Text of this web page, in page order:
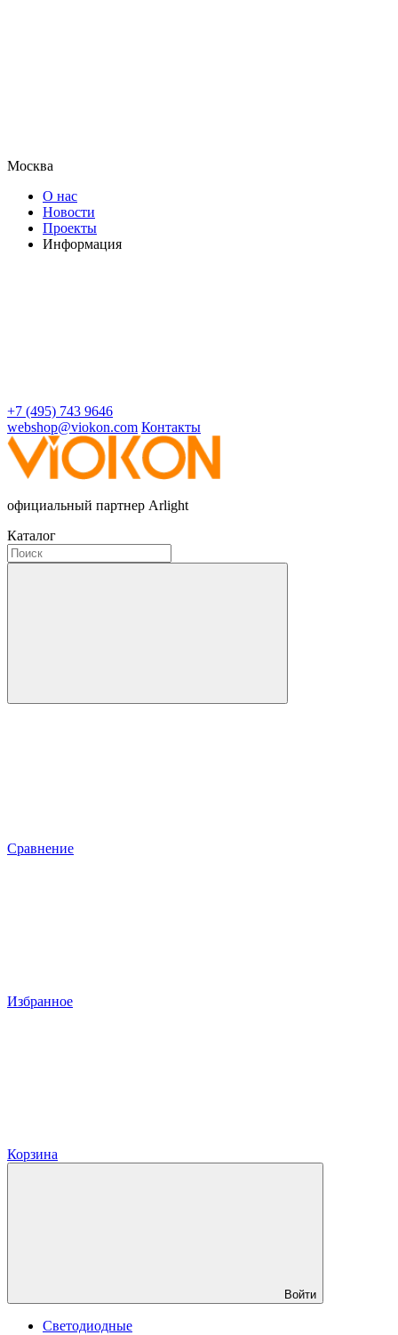
Москва
О нас
Новости
Проекты
Информация
+7 (495) 743 9646
webshop@viokon.com Контакты
официальный партнер Arlight
Каталог
Сравнение
Избранное
Корзина
Войти
Светодиодные